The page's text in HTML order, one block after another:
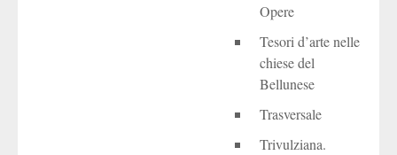
Opere
Tesori d’arte nelle
chiese del
Bellunese
Trasversale
Trivulziana.